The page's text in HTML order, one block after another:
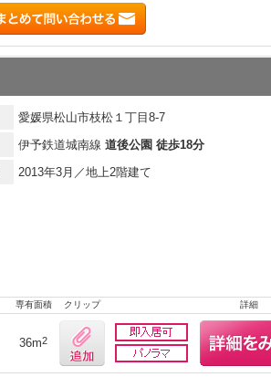
愛媛県松山市枝松１丁目8-7
伊予鉄道城南線 道後公園 徒歩18分
2013年3月／地上2階建て
専有面積 クリップ 詳細
36m2